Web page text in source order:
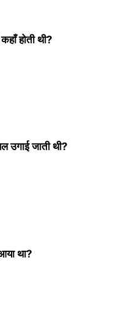
होती थी?
उगाई जाती थी?
था?